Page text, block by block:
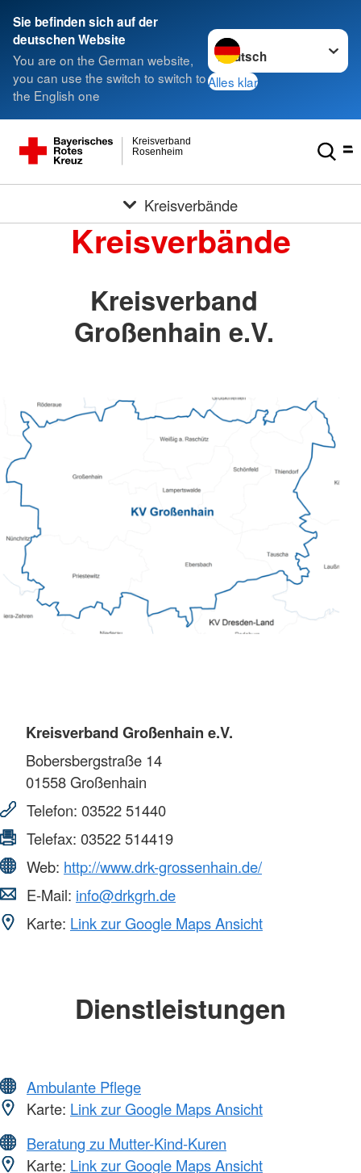
Sie befinden sich auf der
deutschen Website
You are on the German website,
you can use the switch to switch to
the English one
Sprache wechseln zu
Alles klar
Rosenheim
Kreisverband
Kreisverbände
Kreisverbände
Kreisverband
Großenhain e.V.
Kreisverband Großenhain e.V.
Bobersbergstraße 14
01558Großenhain
Telefon: 03522 51440
Telefax: 03522 514419
Web: http://www.drk-grossenhain.de/
E-Mail: info@drkgrh.de
Karte: Link zur Google Maps Ansicht
Dienstleistungen
Ambulante Pflege
Karte: Link zur Google Maps Ansicht
Beratung zu Mutter-Kind-Kuren
Karte: Link zur Google Maps Ansicht